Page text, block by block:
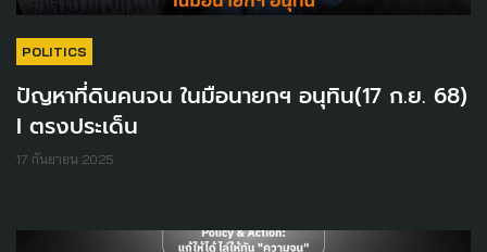
POLITICS
ปัญหาที่ดินคนจน ในมือนายกฯ อนุทิน(17 ก.ย. 68)
I ตรงประเด็น
17 กันยายน 2025